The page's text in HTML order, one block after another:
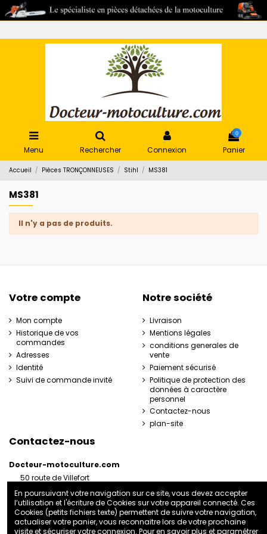
Menu Rechercher Connexion
0
Panier
Accueil Pièces TRONÇONNEUSES Stihl MS381
MS381
Il n'y a pas de produits.
Votre compte
Mon compte
Historique de vos
commandes
Adresses
Identité
Suivi de commande invité
Notre société
Livraison
Mentions légales
conditions generales de
vente
Paiement sécurisé
Politique de protection des
données à caractère
personnel
Contactez-nous
plan-site
Contactez-nous
Docteur-motoculture.com
50 route de Villefort
France
06 35 41 62 07
docteurmotoculture2@gmail.com
En poursuivant votre navigation sur ce site, vous devez accepter
l’utilisation et l'écriture de Cookies sur votre appareil connecté. Ces
Cookies (petits fichiers texte) permettent de suivre votre navigation,
actualiser votre panier, vous reconnaitre lors de votre prochaine
visite et sécuriser votre connexion. Pour en savoir plus et paramétrer